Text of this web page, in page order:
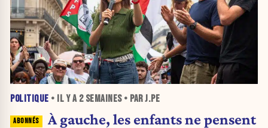
POLITIQUE • IL Y A 2 SEMAINES• PAR J.PE
À gauche, les enfants ne pensent